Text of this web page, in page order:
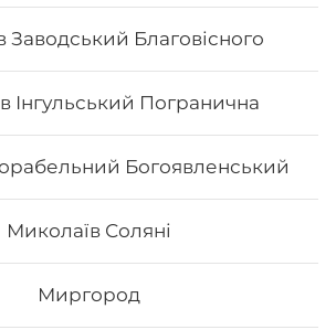
Заводський Благовісного
Інгульський Погранична
Богоявленський
Миколаїв Соляні
Миргород